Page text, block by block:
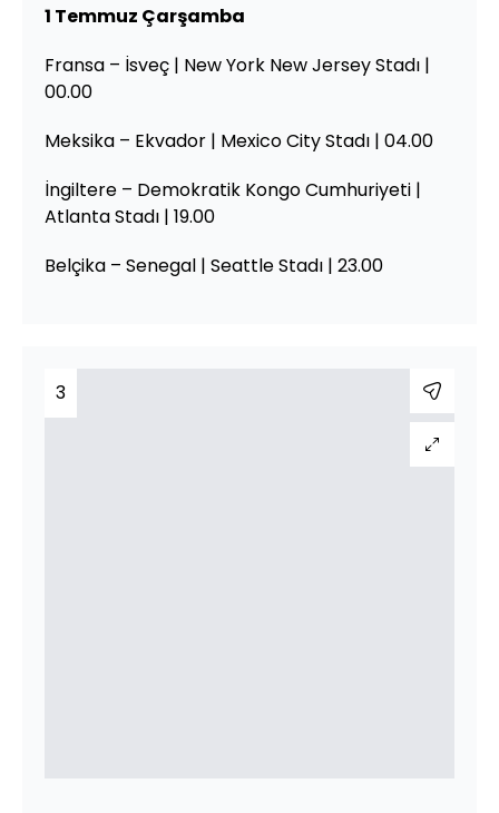
1 Temmuz Çarşamba
Fransa – İsveç | New York New Jersey Stadı |
00.00
Meksika – Ekvador | Mexico City Stadı | 04.00
İngiltere – Demokratik Kongo Cumhuriyeti |
Atlanta Stadı | 19.00
Belçika – Senegal | Seattle Stadı | 23.00
3